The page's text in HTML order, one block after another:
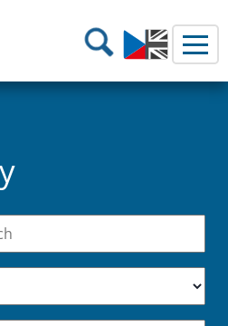
dopravy Hledání